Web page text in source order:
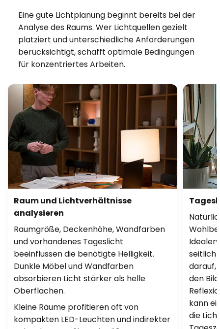
Eine gute Lichtplanung beginnt bereits bei der
Analyse des Raums. Wer Lichtquellen gezielt
platziert und unterschiedliche Anforderungen
berücksichtigt, schafft optimale Bedingungen
für konzentriertes Arbeiten.
Raum und Lichtverhältnisse
analysieren
Raumgröße, Deckenhöhe, Wandfarben
und vorhandenes Tageslicht
beeinflussen die benötigte Helligkeit.
Dunkle Möbel und Wandfarben
absorbieren Licht stärker als helle
Oberflächen.
Kleine Räume profitieren oft von
kompakten LED-Leuchten und indirekter
seitlich
darauf,
den
kann
die